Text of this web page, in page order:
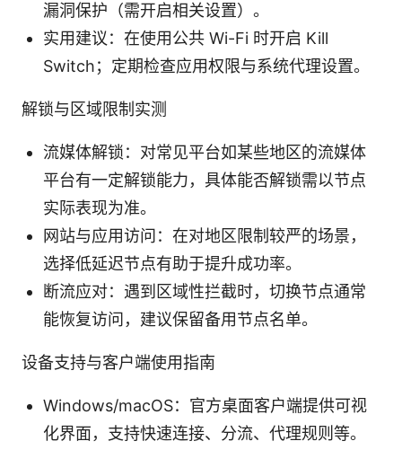
漏洞保护（需开启相关设置）。
实用建议：在使用公共 Wi-Fi 时开启 Kill
Switch；定期检查应用权限与系统代理设置。
解锁与区域限制实测
流媒体解锁：对常见平台如某些地区的流媒体
平台有一定解锁能力，具体能否解锁需以节点
实际表现为准。
网站与应用访问：在对地区限制较严的场景，
选择低延迟节点有助于提升成功率。
断流应对：遇到区域性拦截时，切换节点通常
能恢复访问，建议保留备用节点名单。
设备支持与客户端使用指南
Windows/macOS：官方桌面客户端提供可视
化界面，支持快速连接、分流、代理规则等。